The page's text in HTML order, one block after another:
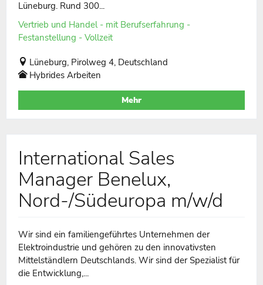
Lüneburg. Rund 300...
Vertrieb und Handel - mit Berufserfahrung -
Festanstellung - Vollzeit
Lüneburg, Pirolweg 4, Deutschland
Hybrides Arbeiten
Mehr
International Sales
Manager Benelux,
Nord-/Südeuropa m/w/d
Wir sind ein familiengeführtes Unternehmen der
Elektroindustrie und gehören zu den innovativsten
Mittelständlern Deutschlands. Wir sind der Spezialist für
die Entwicklung,...